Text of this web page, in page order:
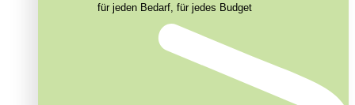
für jeden Bedarf, für jedes Budget